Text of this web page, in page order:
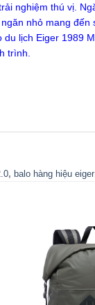
nghiệm thú vị.
nhỏ mang
lịch Eiger 1989
trình.
, balo hàng hiệu eiger